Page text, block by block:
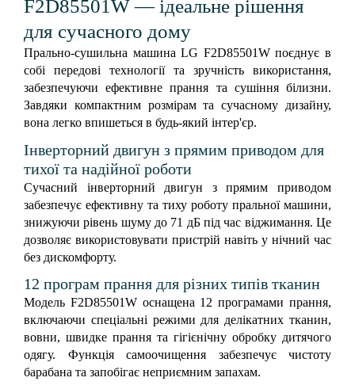
F2D85501W — ідеальне рішення
для сучасного дому
Прально-сушильна машина LG F2D85501W поєднує в
собі передові технології та зручність використання,
забезпечуючи ефективне прання та сушіння білизни.
Завдяки компактним розмірам та сучасному дизайну,
вона легко впишеться в будь-який інтер'єр.
Інверторний двигун з прямим приводом для
тихої та надійної роботи
Сучасний інверторний двигун з прямим приводом
забезпечує ефективну та тиху роботу пральної машини,
знижуючи рівень шуму до 71 дБ під час віджимання. Це
дозволяє використовувати пристрій навіть у нічний час
без дискомфорту.
12 програм прання для різних типів тканин
Модель F2D85501W оснащена 12 програмами прання,
включаючи спеціальні режими для делікатних тканин,
вовни, швидке прання та гігієнічну обробку дитячого
одягу. Функція самоочищення забезпечує чистоту
барабана та запобігає неприємним запахам.